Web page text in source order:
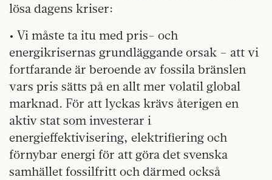
lösa dagens kriser:
• Vi måste ta itu med pris- och
energikrisernas grundläggande orsak – att vi
fortfarande är beroende av fossila bränslen
vars pris sätts på en allt mer volatil global
marknad. För att lyckas krävs återigen en
aktiv stat som investerar i
energieffektivisering, elektrifiering och
förnybar energi för att göra det svenska
samhället fossilfritt och därmed också